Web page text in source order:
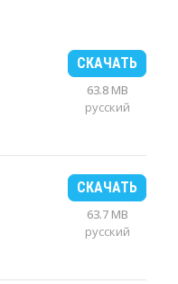
СКАЧАТЬ
63.8 MB
русский
СКАЧАТЬ
63.7 MB
русский